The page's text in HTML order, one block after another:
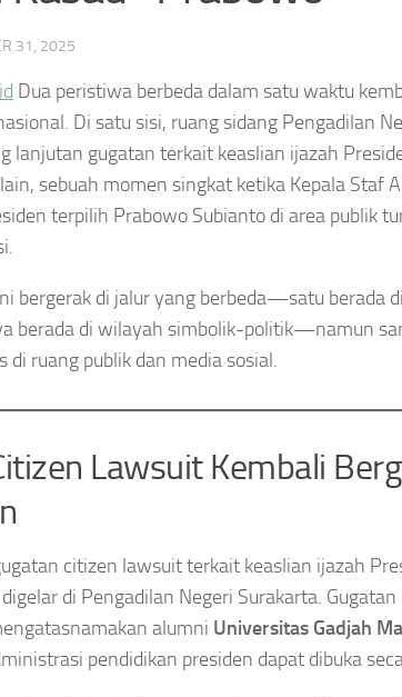
31, 2025
Dua peristiwa berbeda dalam satu waktu
Di satu sisi, ruang sidang Pengadilan
lanjutan gugatan terkait keaslian ijazah
sebuah momen singkat ketika Kepala Staf
terpilih Prabowo Subianto di area publik
bergerak di jalur yang berbeda—satu berada
berada di wilayah simbolik-politik—namun
di ruang publik dan media sosial.
Lawsuit Kembali
citizen lawsuit terkait keaslian ijazah
di Pengadilan Negeri Surakarta.
alumni Universitas Gadjah
pendidikan presiden dapat dibuka